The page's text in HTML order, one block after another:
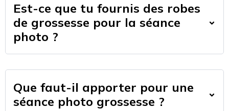
Est-ce que tu fournis des robes
de grossesse pour la séance
photo ?
Que faut-il apporter pour une
séance photo grossesse ?